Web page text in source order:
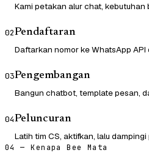
Kami petakan alur chat, kebutuhan
02Pendaftaran
Daftarkan nomor ke WhatsApp API
03Pengembangan
Bangun chatbot, template pesan,
04Peluncuran
Latih tim CS, aktifkan, lalu
04 — Kenapa Bee Mata